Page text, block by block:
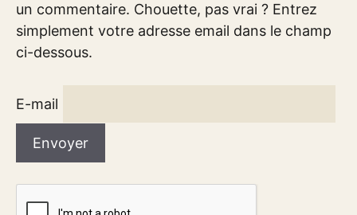
un commentaire. Chouette, pas vrai ? Entrez
simplement votre adresse email dans le champ
ci-dessous.
E-mail